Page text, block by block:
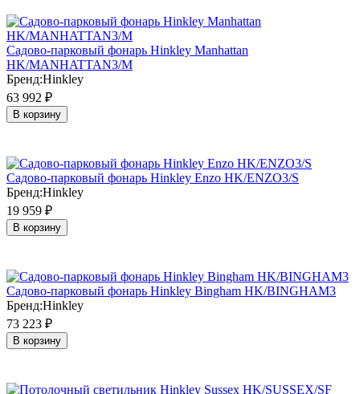
Садово-парковый фонарь Hinkley Manhattan
HK/MANHATTAN3/M
Бренд:Hinkley
63 992 ₽
В корзину
Садово-парковый фонарь Hinkley Enzo HK/ENZO3/S
Бренд:Hinkley
19 959 ₽
В корзину
Садово-парковый фонарь Hinkley Bingham HK/BINGHAM3
Бренд:Hinkley
73 223 ₽
В корзину